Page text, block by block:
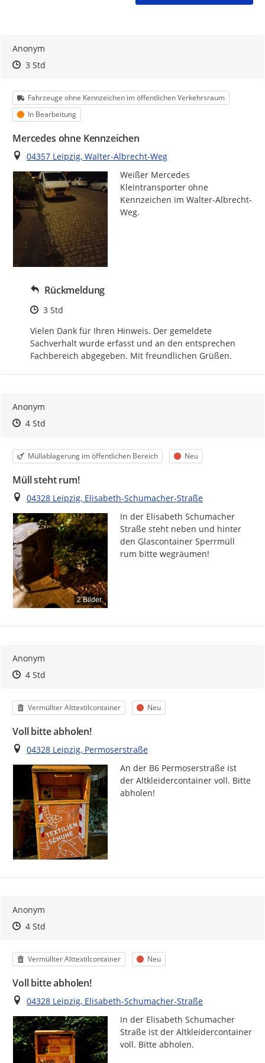
Anonym
Zeitpunkt des Erstellens
Zeitpunkt des Erstellens
3 StdZur Äußerung
Kategorie
Fahrzeuge ohne Kennzeichen im öffentlichen Verkehrsraum
Status
In Bearbeitung
Mercedes ohne Kennzeichen
Ort
04357 Leipzig, Walter-Albrecht-Weg
Weißer Mercedes
Kleintransporter ohne
Kennzeichen im Walter-Albrecht-
Weg.
Rückmeldung
Zeitpunkt des Erstellens
3 Std
Vielen Dank für Ihren Hinweis. Der gemeldete
Sachverhalt wurde erfasst und an den entsprechen
Fachbereich abgegeben. Mit freundlichen Grüßen.
Anonym
Zeitpunkt des Erstellens
Zeitpunkt des Erstellens
4 StdZur Äußerung
Kategorie
Müllablagerung im öffentlichen Bereich Status
Neu
Müll steht rum!
Ort
04328 Leipzig, Elisabeth-Schumacher-Straße
2 Bilder
In der Elisabeth Schumacher
Straße steht neben und hinter
den Glascontainer Sperrmüll
rum bitte wegräumen!
Anonym
Zeitpunkt des Erstellens
Zeitpunkt des Erstellens
4 StdZur Äußerung
Kategorie
Vermüllter Alttextilcontainer Status
Neu
Voll bitte abholen!
Ort
04328 Leipzig, Permoserstraße
An der B6 Permoserstraße ist
der Altkleidercontainer voll. Bitte
abholen!
Anonym
Zeitpunkt des Erstellens
Zeitpunkt des Erstellens
4 StdZur Äußerung
Kategorie
Vermüllter Alttextilcontainer Status
Neu
Voll bitte abholen!
Ort
04328 Leipzig, Elisabeth-Schumacher-Straße
In der Elisabeth Schumacher
Straße ist der Altkleidercontainer
voll. Bitte abholen.